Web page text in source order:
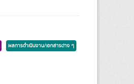
ผลการดำเนินงาน/เอกสารต่าง ๆ